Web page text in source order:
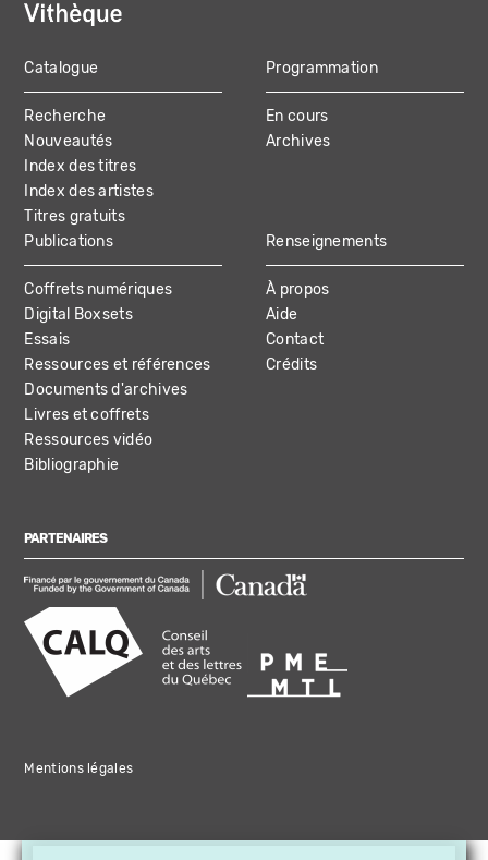
MAIN
NAVIGATION
Catalogue
Recherche
Nouveautés
Index des titres
Index des artistes
Titres gratuits
Programmation
En cours
Archives
Publications
Coffrets numériques
Digital Boxsets
Essais
Ressources et références
Documents d'archives
Livres et coffrets
Ressources vidéo
Bibliographie
Renseignements
À propos
Aide
Contact
Crédits
PARTENAIRES
Mentions légales